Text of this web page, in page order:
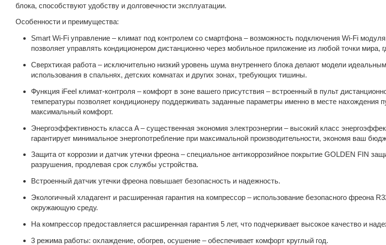
блока, способствуют удобству и долговечности эксплуатации.
Особенности и преимущества:
Smart Wi-Fi управление – климат под контролем со смартфона – возможность подключения Wi-Fi модуля
позволяет управлять кондиционером дистанционно через мобильное приложение из любой точки мира,
Сверхтихая работа – исключительно низкий уровень шума внутреннего блока делают модели
использования в спальнях, детских комнатах и других зонах, требующих тишины.
Функция iFeel климат-контроля – комфорт в зоне вашего присутствия – встроенный в пульт
температуры позволяет кондиционеру поддерживать заданные параметры именно в месте нахождения
максимальный комфорт.
Энергоэффективность класса A – существенная экономия электроэнергии – высокий класс
гарантирует минимальное энергопотребление при максимальной производительности, экономя ваш
Защита от коррозии и датчик утечки фреона – специальное антикоррозийное покрытие GOLDEN FIN
разрушения, продлевая срок службы устройства.
Встроенный датчик утечки фреона повышает безопасность и надежность.
Экологичный хладагент и расширенная гарантия на компрессор – использование безопасного фреона
окружающую среду.
На компрессор предоставляется расширенная гарантия 5 лет, что подчеркивает высокое качество и
3 режима работы: охлаждение, обогрев, осушение – обеспечивает комфорт круглый год.